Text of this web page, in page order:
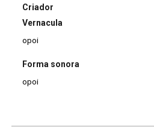
Criador
Vernacula
opoi
Forma sonora
opoi